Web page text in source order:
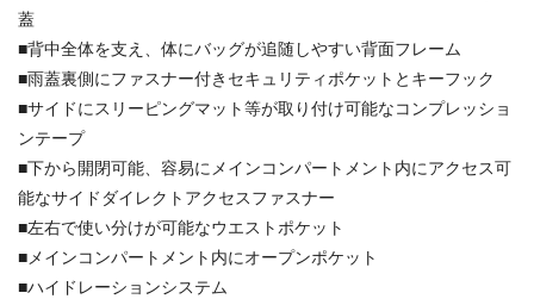
蓋
■背中全体を支え、体にバッグが追随しやすい背面フレーム
■雨蓋裏側にファスナー付きセキュリティポケットとキーフック
■サイドにスリーピングマット等が取り付け可能なコンプレッショ
ンテープ
■下から開閉可能、容易にメインコンパートメント内にアクセス可
能なサイドダイレクトアクセスファスナー
■左右で使い分けが可能なウエストポケット
■メインコンパートメント内にオープンポケット
■ハイドレーションシステム